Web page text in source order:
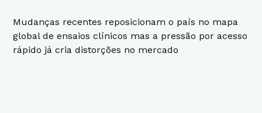
Mudanças recentes reposicionam o país no mapa
global de ensaios clínicos mas a pressão por acesso
rápido já cria distorções no mercado